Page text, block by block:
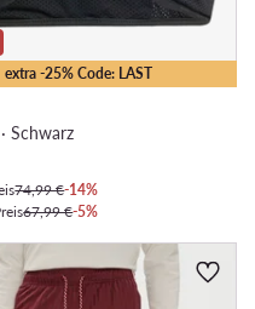
extra -25% Code: LAST
Schwarz
74,99 €-14%
67,99 €-5%